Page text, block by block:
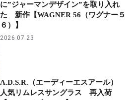
に”ジャーマンデザイン”を取り入れ
た 新作【WAGNER 56（ワグナー５
６）】
2026.07.23
A.D.S.R.（エーディーエスアール）
人気リムレスサングラス 再入荷